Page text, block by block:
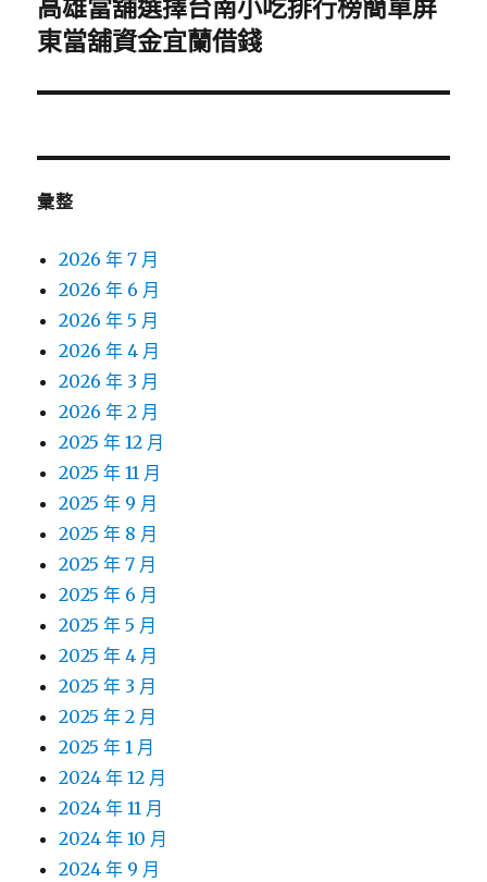
下
一
文
高雄當舖選擇台南小吃排行榜簡單屏
東當舖資金宜蘭借錢
彙整
2026 年 7 月
2026 年 6 月
2026 年 5 月
2026 年 4 月
2026 年 3 月
2026 年 2 月
2025 年 12 月
2025 年 11 月
2025 年 9 月
2025 年 8 月
2025 年 7 月
2025 年 6 月
2025 年 5 月
2025 年 4 月
2025 年 3 月
2025 年 2 月
2025 年 1 月
2024 年 12 月
2024 年 11 月
2024 年 10 月
2024 年 9 月